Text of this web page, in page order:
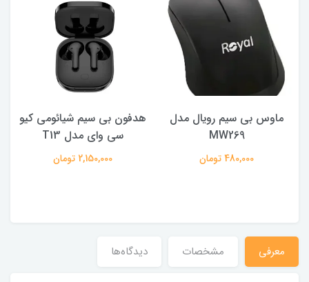
ماوس بی سیم رویال مدل
MW269
480,000 تومان
هدفون بی سیم شیائومی کیو
سی وای مدل T13
2,150,000 تومان
معرفی مشخصات دیدگاه‌ها